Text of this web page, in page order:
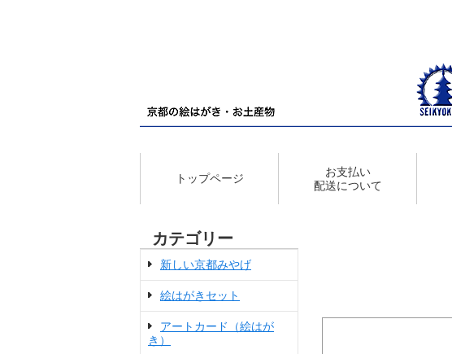
トップページ
お支払い
配送について
カテゴリー
新しい京都みやげ
絵はがきセット
アートカード（絵はが
き）